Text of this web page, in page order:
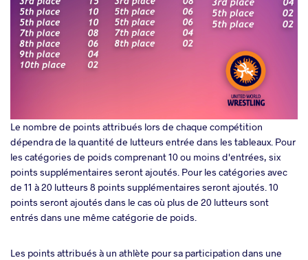
Le nombre de points attribués lors de chaque compétition
dépendra de la quantité de lutteurs entrée dans les tableaux. Pour
les catégories de poids comprenant 10 ou moins d'entrées, six
points supplémentaires seront ajoutés. Pour les catégories avec
de 11 à 20 lutteurs 8 points supplémentaires seront ajoutés. 10
points seront ajoutés dans le cas où plus de 20 lutteurs sont
entrés dans une même catégorie de poids.
Les points attribués à un athlète pour sa participation dans une